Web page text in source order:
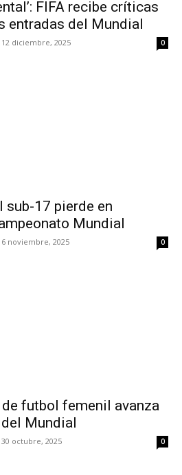
FIFA recibe críticas
entradas del Mundial
12 diciembre, 2025 0
17 pierde en
Mundial
6 noviembre, 2025 0
futbol femenil avanza
Mundial
30 octubre, 2025 0